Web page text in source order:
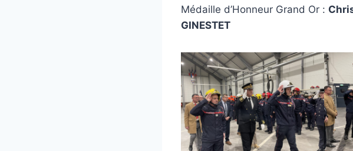
Médaille d’Honneur Grand Or :
GINESTET